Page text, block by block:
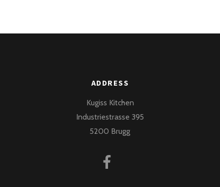
ADDRESS
Kugiss Kitchen
Industriestrasse 395
5200 Brugg